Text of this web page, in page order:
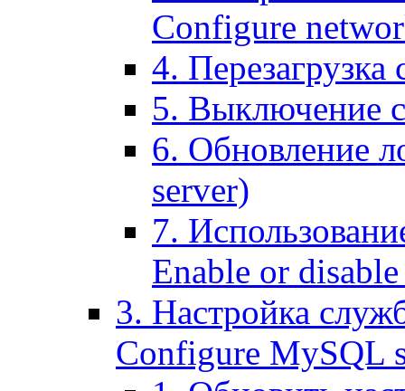
Configure
4. Перезагрузка
5. Выключение
6. Обновление
server)
7.
Enable or
3. Настройка
Configure MySQL